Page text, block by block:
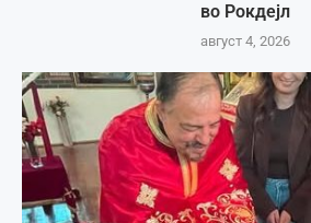
во Рокдејл
август 4, 2026